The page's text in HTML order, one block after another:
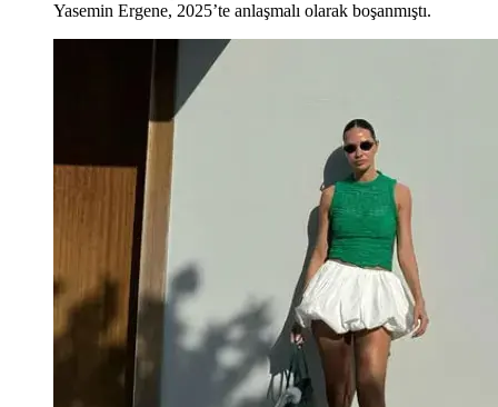
Yasemin Ergene, 2025’te anlaşmalı olarak boşanmıştı.